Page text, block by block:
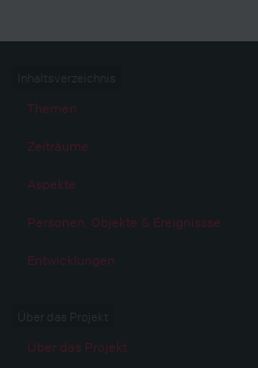
Themen
Zeiträume
Aspekte
Personen, Objekte & Ereignissse
Entwicklungen
Über das Projekt